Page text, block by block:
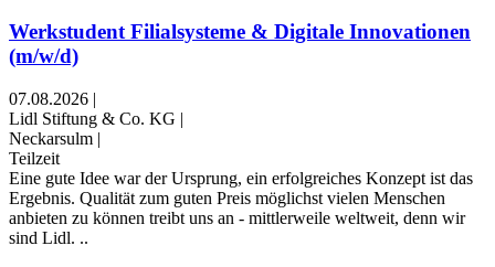
Werkstudent Filialsysteme & Digitale Innovationen
(m/w/d)
07.08.2026 |
Lidl Stiftung & Co. KG |
Neckarsulm |
Teilzeit
Eine gute Idee war der Ursprung, ein erfolgreiches Konzept ist das
Ergebnis. Qualität zum guten Preis möglichst vielen Menschen
anbieten zu können treibt uns an - mittlerweile weltweit, denn wir
sind Lidl. ..